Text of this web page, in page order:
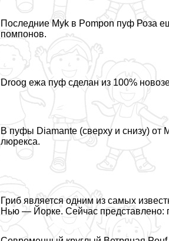
Последние Myk в Pompon пуф Роза
помпонов.
Droog ежа пуф сделан из 100%
В пуфы Diamante (сверху и снизу) от
люрекса.
Гриб является одним из самых
Нью — Йорке. Сейчас представлено: